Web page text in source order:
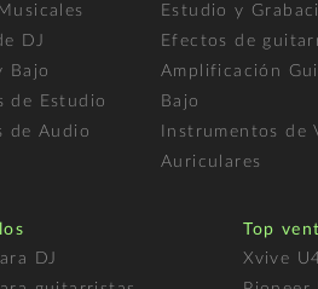
DJ
Bajo
de Estudio
de Audio
Estudio y
Efectos de
Amplificación
Bajo
Instrumentos de
Auriculares
DJ
Top
Xvive